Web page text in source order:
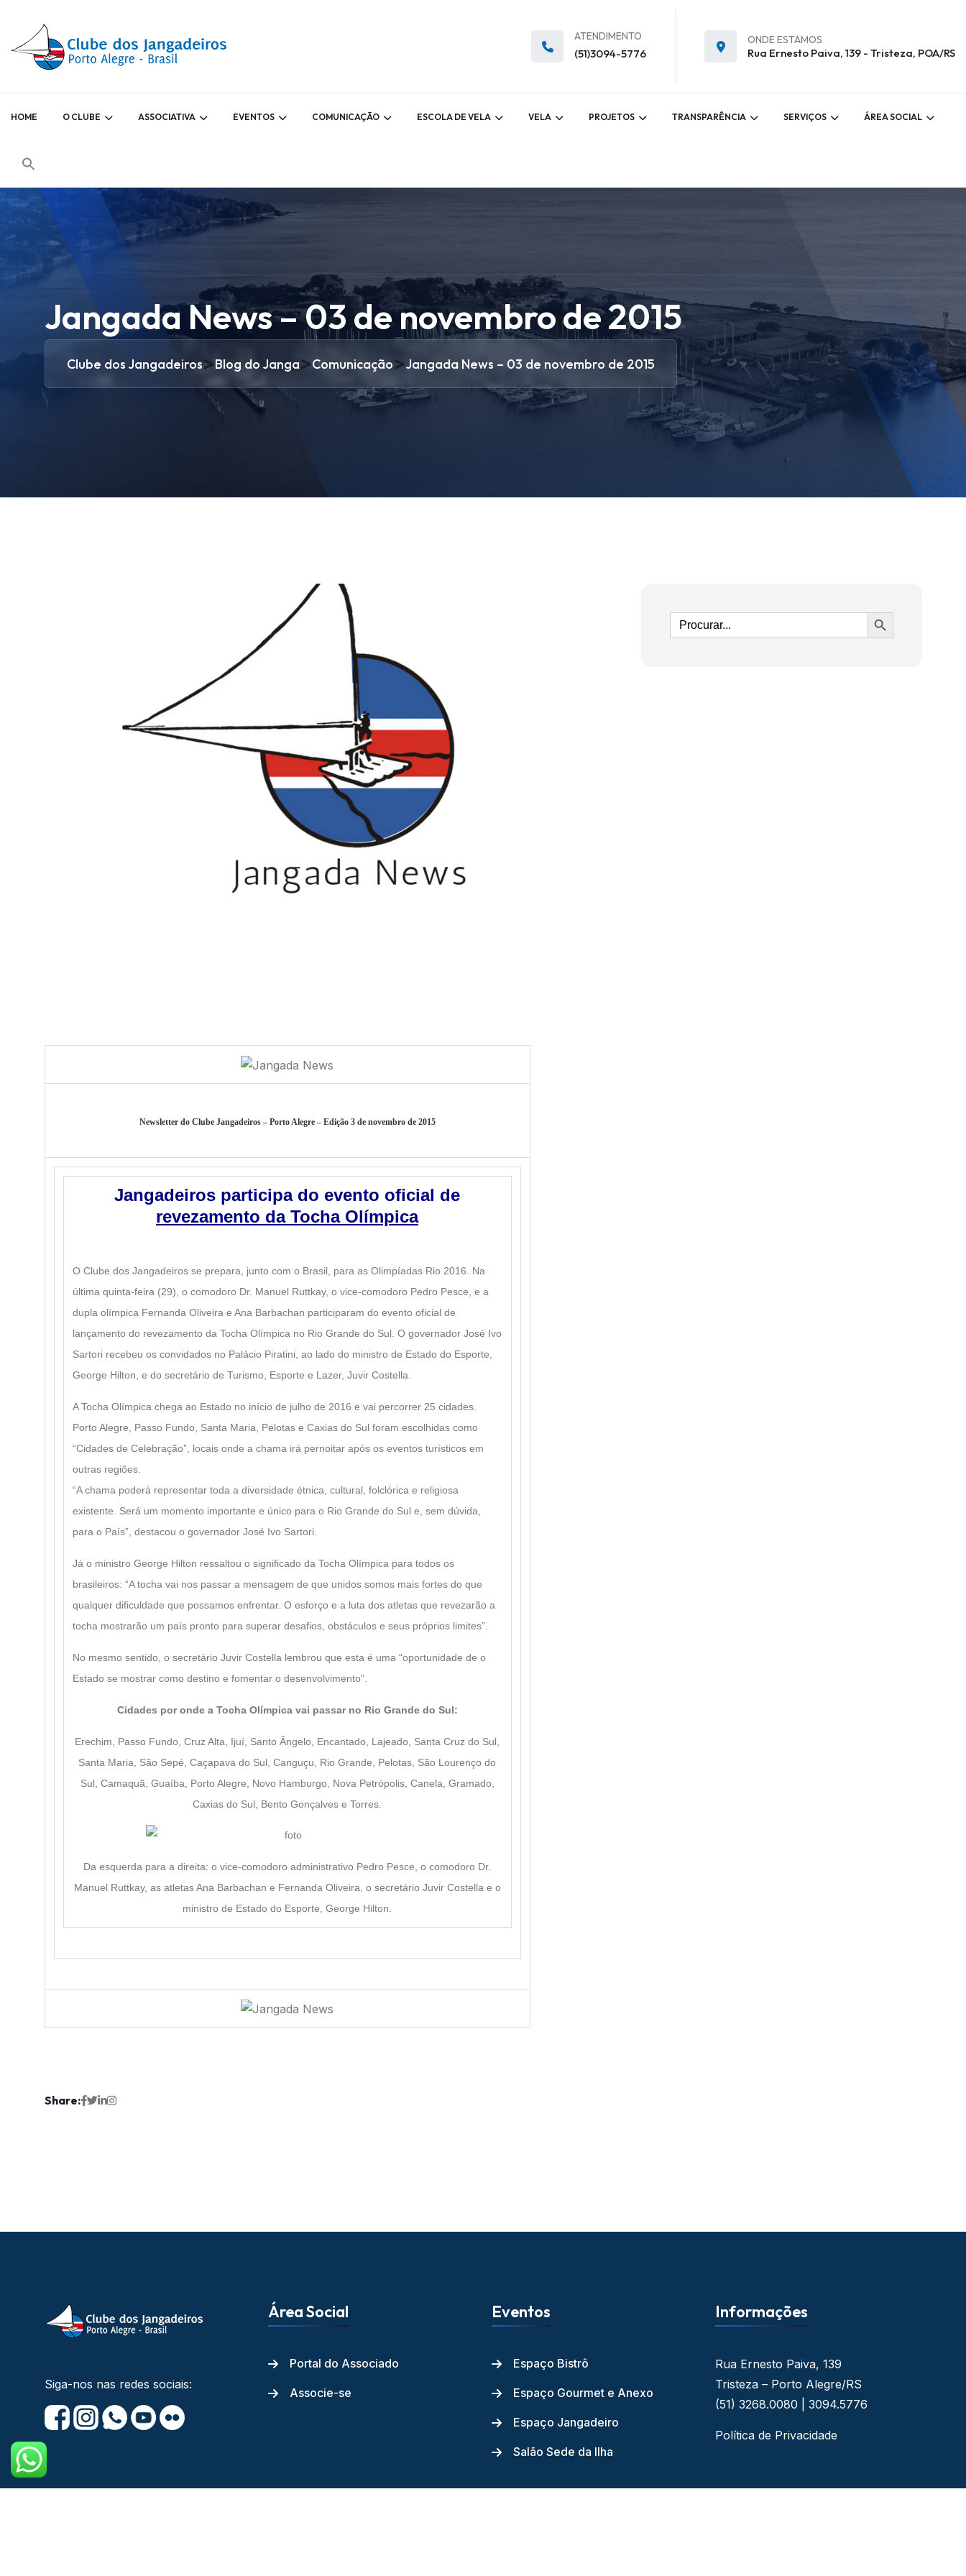
ATENDIMENTO
(51)3094-5776
ONDE ESTAMOS
Rua Ernesto Paiva, 139 - Tristeza, POA/RS
HOME O CLUBE ASSOCIATIVA EVENTOS COMUNICAÇÃO ESCOLA DE VELA VELA PROJETOS TRANSPARÊNCIA SERVIÇOS ÁREA SOCIAL
Jangada News – 03 de novembro de 2015
Clube dos Jangadeiros>Blog do Janga>Comunicação>Jangada News – 03 de novembro de 2015
Newsletter do Clube Jangadeiros – Porto Alegre – Edição 3 de novembro de 2015
Jangadeiros participa do evento oficial de
revezamento da Tocha Olímpica
O Clube dos Jangadeiros se prepara, junto com o Brasil, para as Olimpíadas Rio 2016. Na
última quinta-feira (29), o comodoro Dr. Manuel Ruttkay, o vice-comodoro Pedro Pesce, e a
dupla olímpica Fernanda Oliveira e Ana Barbachan participaram do evento oficial de
lançamento do revezamento da Tocha Olímpica no Rio Grande do Sul. O governador José Ivo
Sartori recebeu os convidados no Palácio Piratini, ao lado do ministro de Estado do Esporte,
George Hilton, e do secretário de Turismo, Esporte e Lazer, Juvir Costella.
A Tocha Olímpica chega ao Estado no início de julho de 2016 e vai percorrer 25 cidades.
Porto Alegre, Passo Fundo, Santa Maria, Pelotas e Caxias do Sul foram escolhidas como
“Cidades de Celebração”, locais onde a chama irá pernoitar após os eventos turísticos em
outras regiões.
“A chama poderá representar toda a diversidade étnica, cultural, folclórica e religiosa
existente. Será um momento importante e único para o Rio Grande do Sul e, sem dúvida,
para o País”, destacou o governador José Ivo Sartori.
Já o ministro George Hilton ressaltou o significado da Tocha Olímpica para todos os
brasileiros: “A tocha vai nos passar a mensagem de que unidos somos mais fortes do que
qualquer dificuldade que possamos enfrentar. O esforço e a luta dos atletas que revezarão a
tocha mostrarão um país pronto para superar desafios, obstáculos e seus próprios limites”.
No mesmo sentido, o secretário Juvir Costella lembrou que esta é uma “oportunidade de o
Estado se mostrar como destino e fomentar o desenvolvimento”.
Cidades por onde a Tocha Olímpica vai passar no Rio Grande do Sul:
Erechim, Passo Fundo, Cruz Alta, Ijuí, Santo Ângelo, Encantado, Lajeado, Santa Cruz do Sul,
Santa Maria, São Sepé, Caçapava do Sul, Canguçu, Rio Grande, Pelotas, São Lourenço do
Sul, Camaquã, Guaíba, Porto Alegre, Novo Hamburgo, Nova Petrópolis, Canela, Gramado,
Caxias do Sul, Bento Gonçalves e Torres.
Da esquerda para a direita: o vice-comodoro administrativo Pedro Pesce, o comodoro Dr.
Manuel Ruttkay, as atletas Ana Barbachan e Fernanda Oliveira, o secretário Juvir Costella e o
ministro de Estado do Esporte, George Hilton.
Share:
Ir
Siga-nos nas redes sociais:
Área Social
Portal do Associado
Associe-se
Eventos
Espaço Bistrô
Espaço Gourmet e Anexo
Espaço Jangadeiro
Salão Sede da Ilha
Informações
Rua Ernesto Paiva, 139
Tristeza – Porto Alegre/RS
(51) 3268.0080 | 3094.5776
Política de Privacidade